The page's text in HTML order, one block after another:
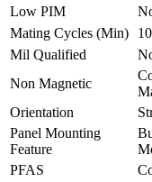
Low PIM
Mating Cycles (Min)
Mil Qualified
Non Magnetic
Orientation
Panel Mounting
Feature
PFAS